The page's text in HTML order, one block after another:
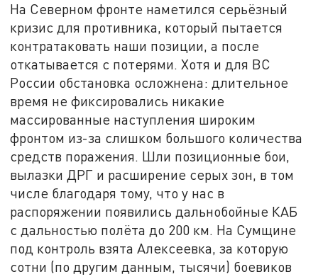
На Северном фронте наметился серьёзный
кризис для противника, который пытается
контратаковать наши позиции, а после
откатывается с потерями. Хотя и для ВС
России обстановка осложнена: длительное
время не фиксировались никакие
массированные наступления широким
фронтом из-за слишком большого количества
средств поражения. Шли позиционные бои,
вылазки ДРГ и расширение серых зон, в том
числе благодаря тому, что у нас в
распоряжении появились дальнобойные КАБ
с дальностью полёта до 200 км. На Сумщине
под контроль взята Алексеевка, за которую
сотни (по другим данным, тысячи) боевиков